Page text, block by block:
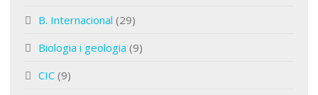
B. Internacional (29)
Biologia i geologia (9)
CIC (9)